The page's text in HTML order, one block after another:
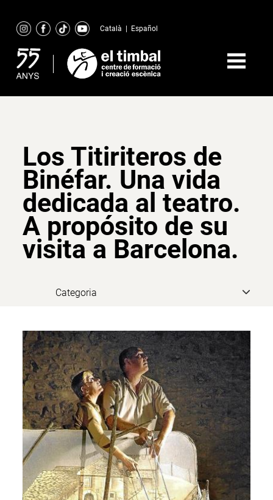
content
Català Español
Los Titiriteros de
Binéfar. Una vida
dedicada al teatro.
A propósito de su
visita a Barcelona.